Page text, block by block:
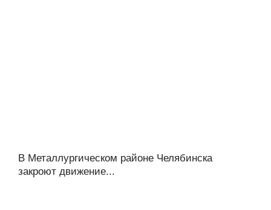
В Металлургическом районе Челябинска
закроют движение...